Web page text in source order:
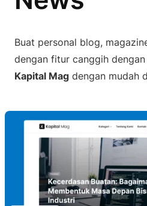
Buat personal blog,
dengan fitur canggih
Kapital Mag dengan mudah